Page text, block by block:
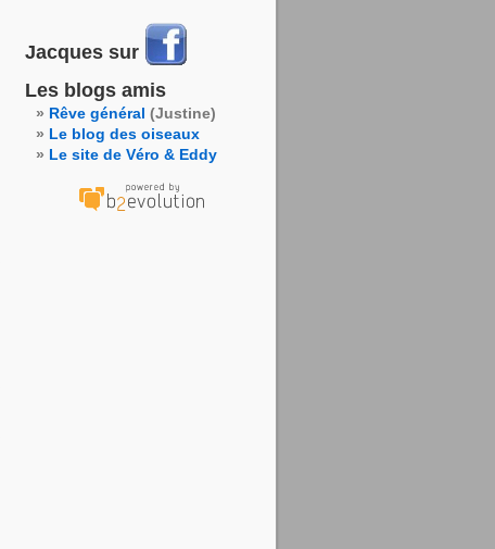
Jacques sur
Les blogs amis
Rêve général (Justine)
Le blog des oiseaux
Le site de Véro & Eddy